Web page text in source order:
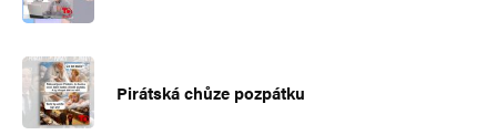
Pirátská chůze pozpátku